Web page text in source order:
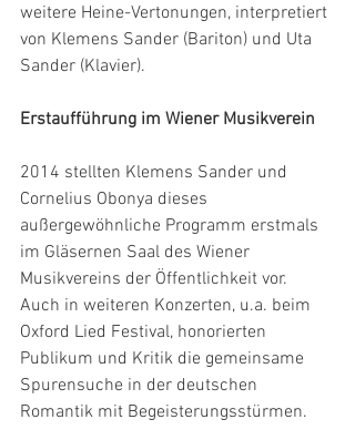
weitere Heine-Vertonungen, interpretiert
von Klemens Sander (Bariton) und Uta
Sander (Klavier).
Erstaufführung im Wiener Musikverein
2014 stellten Klemens Sander und
Cornelius Obonya dieses
außergewöhnliche Programm erstmals
im Gläsernen Saal des Wiener
Musikvereins der Öffentlichkeit vor.
Auch in weiteren Konzerten, u.a. beim
Oxford Lied Festival, honorierten
Publikum und Kritik die gemeinsame
Spurensuche in der deutschen
Romantik mit Begeisterungsstürmen.